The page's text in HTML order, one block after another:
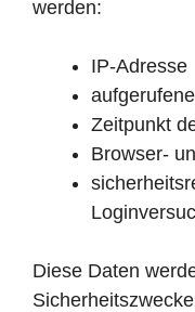
werden:
IP-Adresse
Zeitpunkt
Browser-
Diese Daten